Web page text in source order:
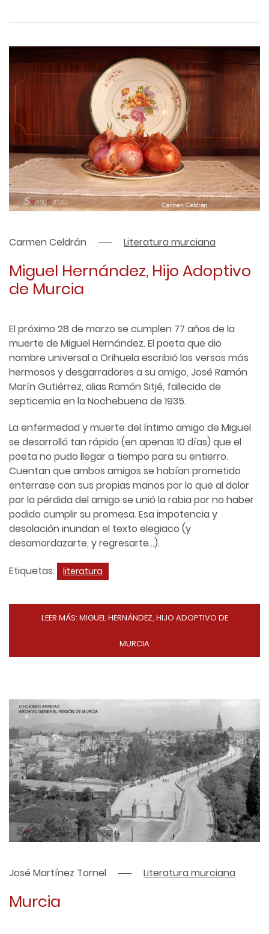
Carmen Celdrán Literatura murciana
Miguel Hernández, Hijo Adoptivo
de Murcia
El próximo 28 de marzo se cumplen 77 años de la
muerte de Miguel Hernández. El poeta que dio
nombre universal a Orihuela escribió los versos más
hermosos y desgarradores a su amigo, José Ramón
Marín Gutiérrez, alias Ramón Sitjé, fallecido de
septicemia en la Nochebuena de 1935.
La enfermedad y muerte del íntimo amigo de Miguel
se desarrolló tan rápido (en apenas 10 días) que el
poeta no pudo llegar a tiempo para su entierro.
Cuentan que ambos amigos se habían prometido
enterrase con sus propias manos por lo que al dolor
por la pérdida del amigo se unió la rabia por no haber
podido cumplir su promesa. Esa impotencia y
desolación inundan el texto elegiaco (y
desamordazarte, y regresarte…).
Etiquetas:
literatura
LEER MÁS: MIGUEL HERNÁNDEZ, HIJO ADOPTIVO DE
MURCIA
José Martínez Tornel Literatura murciana
Murcia